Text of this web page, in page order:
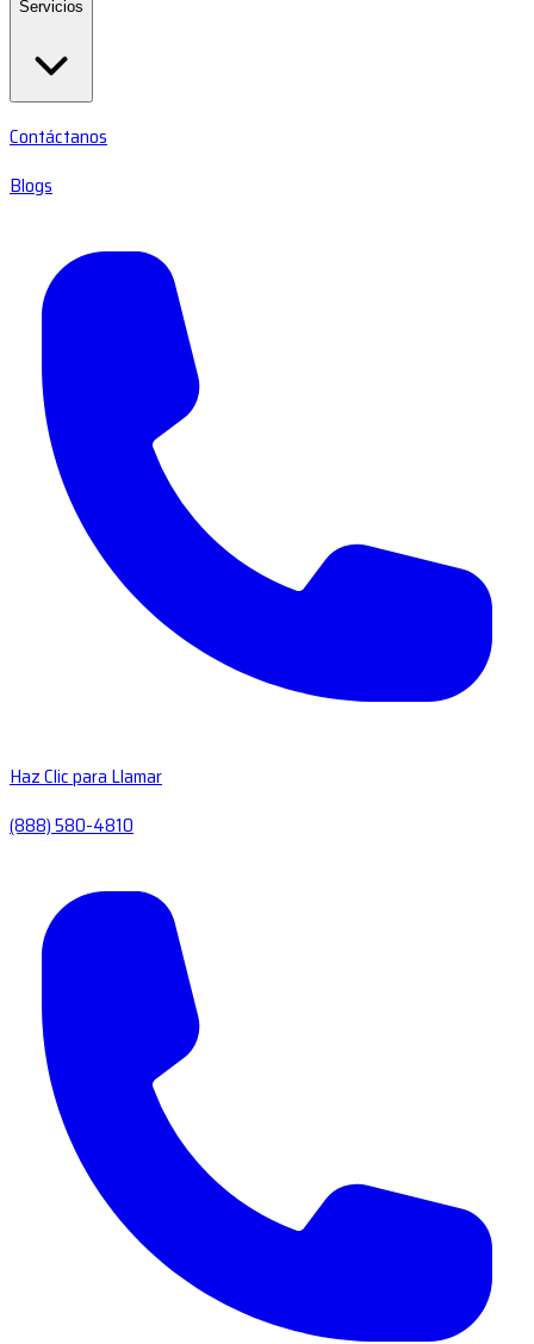
Servicios
Contáctanos
Blogs
Haz Clic para Llamar
(888) 580-4810